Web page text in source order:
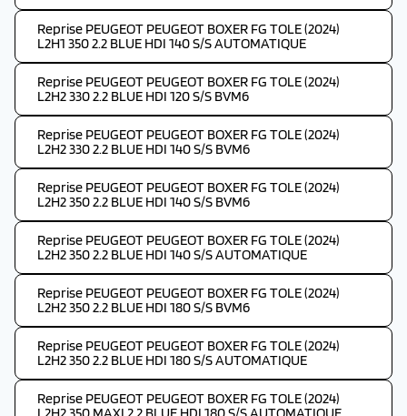
Reprise PEUGEOT PEUGEOT BOXER FG TOLE (2024)
L2H1 350 2.2 BLUE HDI 140 S/S AUTOMATIQUE
Reprise PEUGEOT PEUGEOT BOXER FG TOLE (2024)
L2H2 330 2.2 BLUE HDI 120 S/S BVM6
Reprise PEUGEOT PEUGEOT BOXER FG TOLE (2024)
L2H2 330 2.2 BLUE HDI 140 S/S BVM6
Reprise PEUGEOT PEUGEOT BOXER FG TOLE (2024)
L2H2 350 2.2 BLUE HDI 140 S/S BVM6
Reprise PEUGEOT PEUGEOT BOXER FG TOLE (2024)
L2H2 350 2.2 BLUE HDI 140 S/S AUTOMATIQUE
Reprise PEUGEOT PEUGEOT BOXER FG TOLE (2024)
L2H2 350 2.2 BLUE HDI 180 S/S BVM6
Reprise PEUGEOT PEUGEOT BOXER FG TOLE (2024)
L2H2 350 2.2 BLUE HDI 180 S/S AUTOMATIQUE
Reprise PEUGEOT PEUGEOT BOXER FG TOLE (2024)